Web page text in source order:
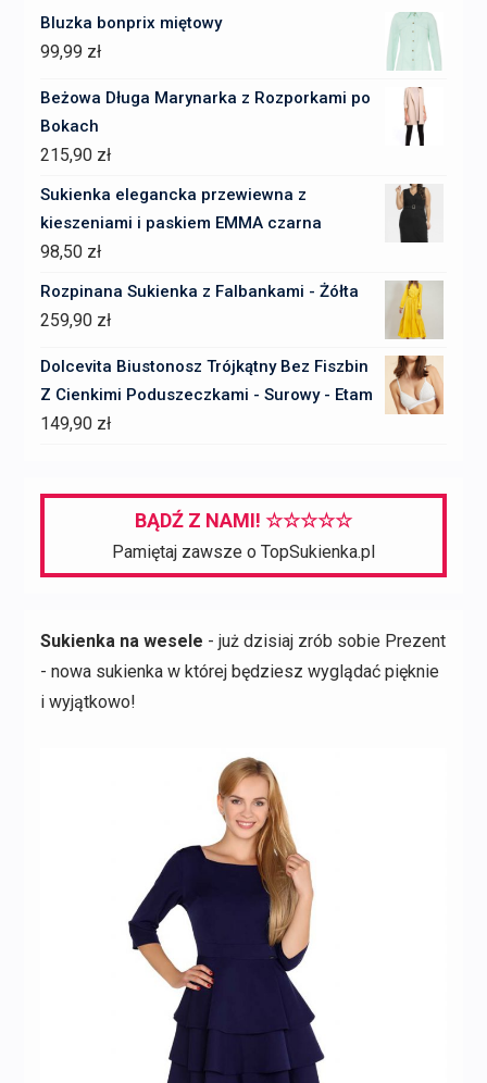
Bluzka bonprix miętowy
99,99 zł
Beżowa Długa Marynarka z Rozporkami po
Bokach
215,90 zł
Sukienka elegancka przewiewna z
kieszeniami i paskiem EMMA czarna
98,50 zł
Rozpinana Sukienka z Falbankami - Żółta
259,90 zł
Dolcevita Biustonosz Trójkątny Bez Fiszbin
Z Cienkimi Poduszeczkami - Surowy - Etam
149,90 zł
BĄDŹ Z NAMI! ☆☆☆☆☆
Pamiętaj zawsze o TopSukienka.pl
Sukienka na wesele - już dzisiaj zrób sobie Prezent
- nowa sukienka w której będziesz wyglądać pięknie
i wyjątkowo!